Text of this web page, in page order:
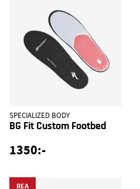
SPECIALIZED BODY
BG Fit Custom Footbed
1350:-
REA